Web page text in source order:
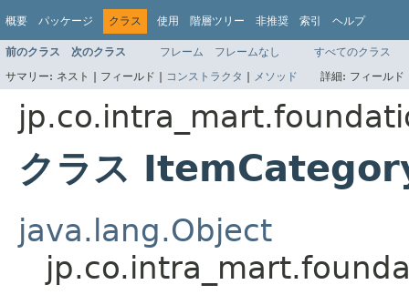
概要 パッケージ クラス 使用 階層ツリー 非推奨 索引 ヘルプ
前のクラス 次のクラス フレーム フレームなし
すべてのクラス
サマリー: ネスト | フィールド | コンストラクタ | メソッド 詳細: フィール
クラス
java.lang.Object